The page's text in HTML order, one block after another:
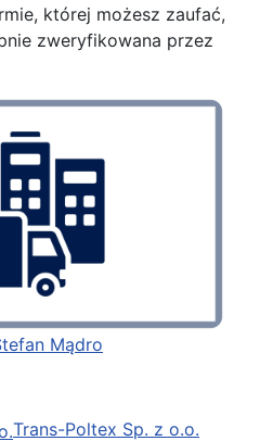
której możesz zaufać,
zweryfikowana przez
Mądro
Trans-Poltex Sp. z o.o.